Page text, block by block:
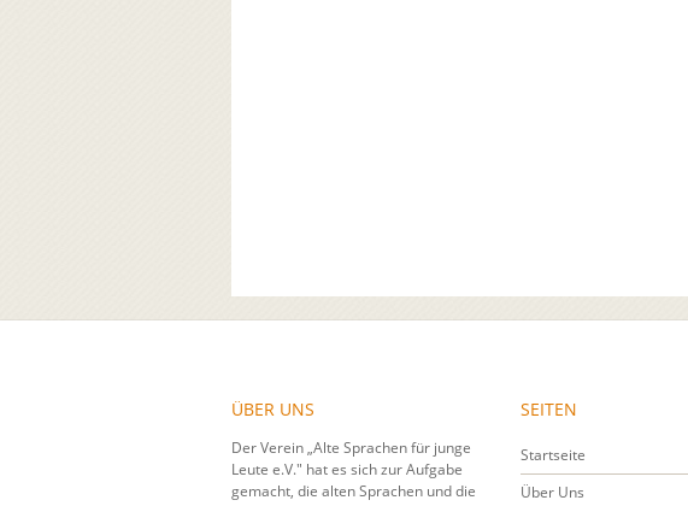
ÜBER UNS
Der Verein „Alte Sprachen für junge
Leute e.V." hat es sich zur Aufgabe
gemacht, die alten Sprachen und die
SEITEN
Startseite
Über Uns